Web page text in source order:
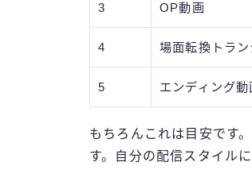
3 OP動画
4 場面転換トラン
5 エンディング動
もちろんこれは目安です
す。自分の配信スタイル